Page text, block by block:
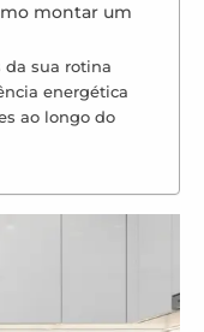
montar um
da sua rotina
energética
ao longo do